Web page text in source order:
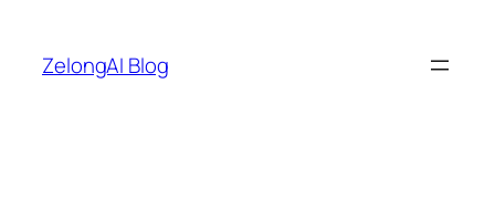
innhold
ZelongAI Blog